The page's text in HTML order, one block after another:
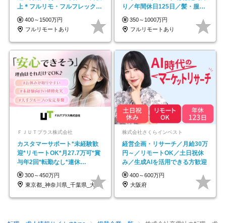
上＊フルリモ・フルフレックス
◆10名の採用が決定◆
400～1500万円
フルリモートあり
り／年間休日125日／髪・服・
ネイル自由／副業OK
350～1000万円
フルリモートあり
ＦＪＵＴプラス株式会社
カスタマーサポート*未経験歓
迎*リモートOK*月27.7万可*賞
与年2回*転勤なし*連休
OK/ZE010232
300～450万円
東京都_神奈川県_千葉県_大阪府_愛知県…
株式会社さくらインベスト
経営企画・リサーチ／月給30万
円～／リモートOK／土日祝休
み／生成AIを活用できる方歓迎
400～600万円
大阪府